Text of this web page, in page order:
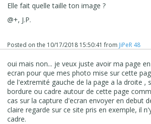
Elle fait quelle taille ton image ?
@+, J.P.
Posted on the 10/17/2018 15:50:41 from JiPeR 48
oui mais non... je veux juste avoir ma page
ecran pour que mes photo mise sur cette
de l'extremité gauche de la page a la droite ,
bordure ou cadre autour de cette page
cas sur la capture d'ecran envoyer en debut
claire regarde sur ce site pris en exemple, il
cadre.